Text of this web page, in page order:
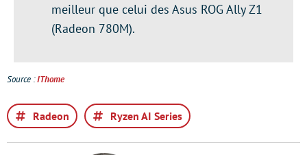
meilleur que celui des Asus ROG Ally Z1
(Radeon 780M).
Source :IThome
Radeon Ryzen AI Series